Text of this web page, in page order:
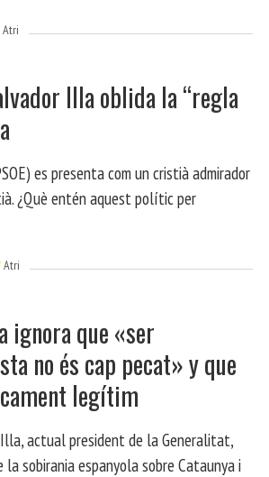
Atri
Illa oblida la “regla
es presenta com un cristià admirador
¿Què entén aquest polític per
Atri
ignora que «ser
no és cap pecat» y que
legítim
Illa, actual president de la Generalitat,
la sobirania espanyola sobre Cataunya i